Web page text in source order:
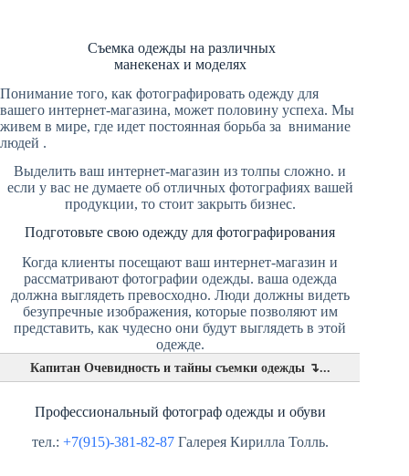
Съемка одежды на различных
манекенах и моделях
Понимание того, как фотографировать одежду для
вашего интернет-магазина, может половину успеха. Мы
живем в мире, где идет постоянная борьба за внимание
людей .
Выделить ваш интернет-магазин из толпы сложно. и
если у вас не думаете об отличных фотографиях вашей
продукции, то стоит закрыть бизнес.
Подготовьте свою одежду для фотографирования
Когда клиенты посещают ваш интернет-магазин и
рассматривают фотографии одежды. ваша одежда
должна выглядеть превосходно. Люди должны видеть
безупречные изображения, которые позволяют им
представить, как чудесно они будут выглядеть в этой
одежде.
Капитан Очевидность и тайны съемки одежды ↴...
Профессиональный фотограф одежды и обуви
тел.: +7(915)-381-82-87Галерея Кирилла Толль.